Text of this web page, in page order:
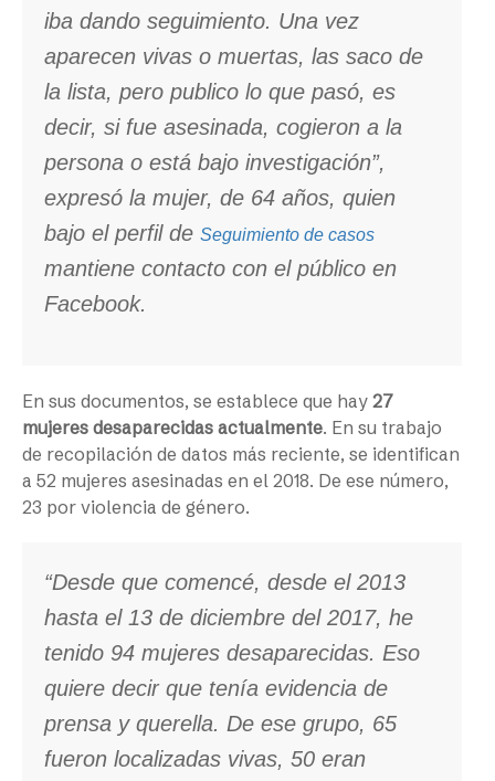
iba dando seguimiento. Una vez
aparecen vivas o muertas, las saco de
la lista, pero publico lo que pasó, es
decir, si fue asesinada, cogieron a la
persona o está bajo investigación”,
expresó la mujer, de 64 años, quien
bajo el perfil de Seguimiento de casos
mantiene contacto con el público en
Facebook.
En sus documentos, se establece que hay 27
mujeres desaparecidas actualmente. En su trabajo
de recopilación de datos más reciente, se identifican
a 52 mujeres asesinadas en el 2018. De ese número,
23 por violencia de género.
“Desde que comencé, desde el 2013
hasta el 13 de diciembre del 2017, he
tenido 94 mujeres desaparecidas. Eso
quiere decir que tenía evidencia de
prensa y querella. De ese grupo, 65
fueron localizadas vivas, 50 eran